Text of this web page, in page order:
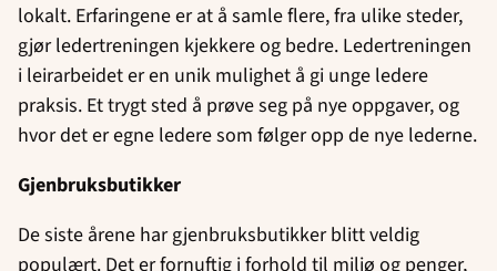
lokalt. Erfaringene er at å samle flere, fra ulike steder,
gjør ledertreningen kjekkere og bedre. Ledertreningen
i leirarbeidet er en unik mulighet å gi unge ledere
praksis. Et trygt sted å prøve seg på nye oppgaver, og
hvor det er egne ledere som følger opp de nye lederne.
Gjenbruksbutikker
De siste årene har gjenbruksbutikker blitt veldig
populært. Det er fornuftig i forhold til miljø og penger,